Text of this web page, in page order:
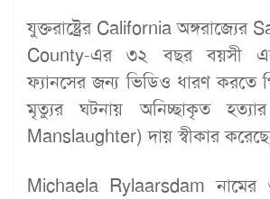
যুক্তরাষ্ট্রের California
County-এর ৩২ বছর বয়সী
ফ্যানসের জন্য ভিডিও ধারণ করতে
মৃত্যুর ঘটনায় অনিচ্ছাকৃত
Manslaughter) দায় স্বীকার
Michaela Rylaarsdam নামের